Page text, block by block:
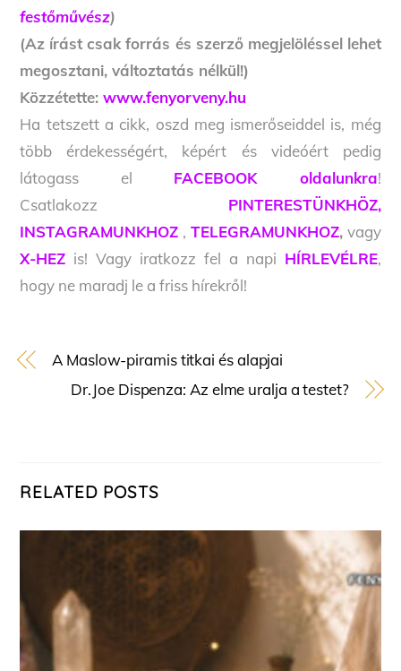
festőművész)
(Az írást csak forrás és szerző megjelöléssel lehet
megosztani, változtatás nélkül!)
Közzétette:www.fenyorveny.hu
Ha tetszett a cikk, oszd meg ismerőseiddel is, még
több érdekességért, képért és videóért pedig
látogass el FACEBOOK oldalunkra!
Csatlakozz PINTERESTÜNKHÖZ,
INSTAGRAMUNKHOZ , TELEGRAMUNKHOZ,vagy
X-HEZ is! Vagy iratkozz fel a napi HÍRLEVÉLRE,
hogy ne maradj le a friss hírekről!
A Maslow-piramis titkai és alapjai
Dr.Joe Dispenza: Az elme uralja a testet?
RELATED POSTS